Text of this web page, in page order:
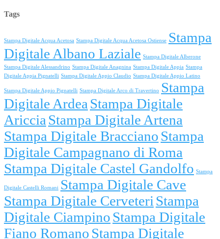
Tags
Stampa Digitale Acqua Acetosa Stampa Digitale Acqua Acetosa Ostiense Stampa
Digitale Albano Laziale Stampa Digitale Alberone
Stampa Digitale Alessandrino Stampa Digitale Anagnina Stampa Digitale Appia Stampa
Digitale Appia Pignatelli Stampa Digitale Appio Claudio Stampa Digitale Appio Latino
Stampa Digitale Appio Pignatelli Stampa Digitale Arco di Travertino
Stampa
Digitale Ardea Stampa Digitale
Ariccia Stampa Digitale Artena
Stampa Digitale Bracciano Stampa
Digitale Campagnano di Roma
Stampa Digitale Castel Gandolfo Stampa
Digitale Castelli Romani
Stampa Digitale Cave
Stampa Digitale Cerveteri Stampa
Digitale Ciampino Stampa Digitale
Fiano Romano Stampa Digitale